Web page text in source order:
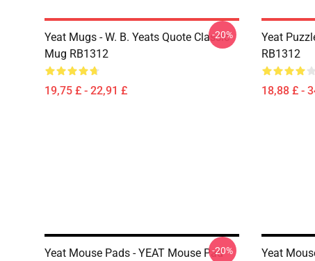
Yeat Mugs - W. B. Yeats Quote Classic
Mug RB1312
19,75 £ - 22,91 £
-20%
Yeat
RB1312
18,88 £ -
Yeat Mouse Pads - YEAT Mouse Pad-20%
Yeat